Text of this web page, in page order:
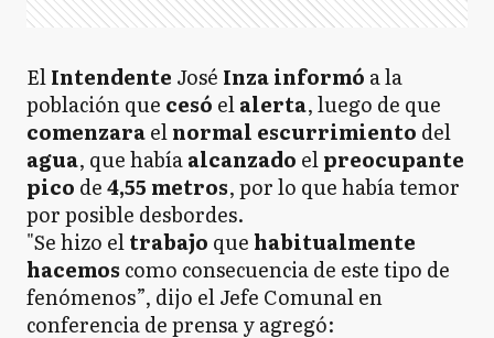
ElIntendente José Inzainformó a la
población que cesó elalerta, luego de que
comenzaraelnormal escurrimiento del
agua, que habíaalcanzado elpreocupante
pico de4,55 metros, por lo que había temor
por posible desbordes.
"Se hizo eltrabajo que habitualmente
hacemos como consecuencia de este tipo de
fenómenos”, dijo el Jefe Comunal en
conferencia de prensa y agregó: